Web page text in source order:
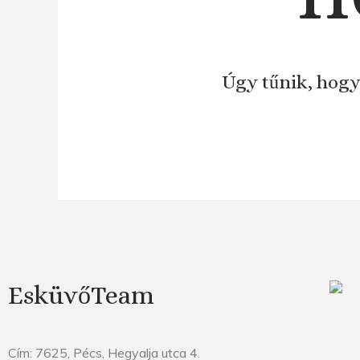
Úgy tűnik,
EsküvőTeam
Cím: 7625, Pécs, Hegyalja utca 4.